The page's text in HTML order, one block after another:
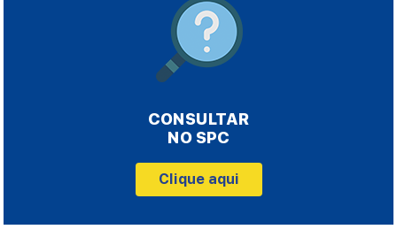
CONSULTAR
NO SPC
Clique aqui